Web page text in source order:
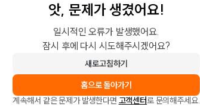
앗, 문제가 생겼어요!
일시적인 오류가 발생했어요.
잠시 후에 다시 시도해주시겠어요?
새로고침하기
홈으로 돌아가기
계속해서 같은 문제가 발생한다면 고객센터로 문의해주세요.